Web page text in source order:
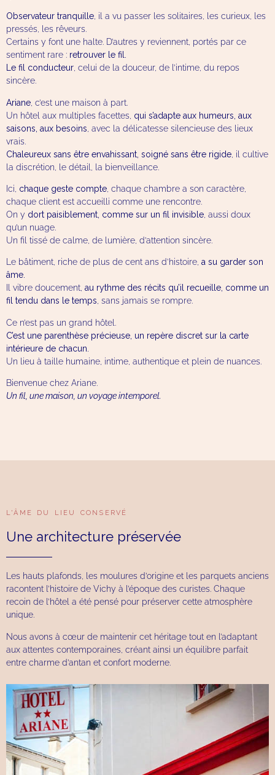
Observateur tranquille , il a vu passer les solitaires, les curieux, les
pressés, les rêveurs.
Certains y font une halte. D’autres y reviennent, portés par ce
sentiment rare : retrouver le fil.
Le fil conducteur , celui de la douceur, de l’intime, du repos
sincère.
Ariane , c’est une maison à part.
Un hôtel aux multiples facettes, qui s’adapte aux humeurs, aux
saisons, aux besoins , avec la délicatesse silencieuse des lieux
vrais.
Chaleureux sans être envahissant, soigné sans être rigide , il cultive
la discrétion, le détail, la bienveillance.
Ici, chaque geste compte , chaque chambre a son caractère,
chaque client est accueilli comme une rencontre.
On y dort paisiblement, comme sur un fil invisible , aussi doux
qu’un nuage.
Un fil tissé de calme, de lumière, d’attention sincère.
Le bâtiment, riche de plus de cent ans d’histoire, a su garder son
âme.
Il vibre doucement, au rythme des récits qu’il recueille, comme un
fil tendu dans le temps, sans jamais se rompre.
Ce n’est pas un grand hôtel.
C’est une parenthèse précieuse, un repère discret sur la carte
intérieure de chacun.
Un lieu à taille humaine, intime, authentique et plein de nuances.
Bienvenue chez Ariane.
Un fil, une maison, un voyage intemporel.
L'ÂME DU LIEU CONSERVÉ
Une architecture préservée
Les hauts plafonds, les moulures d’origine et les parquets anciens
racontent l’histoire de Vichy à l’époque des curistes. Chaque
recoin de l’hôtel a été pensé pour préserver cette atmosphère
unique.
Nous avons à cœur de maintenir cet héritage tout en l’adaptant
aux attentes contemporaines, créant ainsi un équilibre parfait
entre charme d’antan et confort moderne.